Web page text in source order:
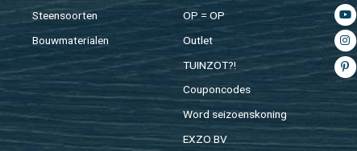
Steen­soor­ten
Bouw­ma­te­ri­a­len
OP = OP
Out­let
TUIN­ZOT?!
Cou­pon­co­des
Word sei­zoens­ko­ning
EXZO BV